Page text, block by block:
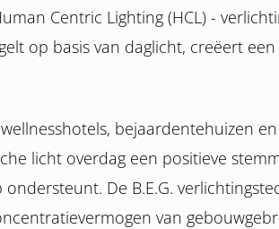
Centric Lighting (HCL) -
op basis van daglicht, creëert
bejaardentehuizen
licht overdag een positieve
De B.E.G.
van